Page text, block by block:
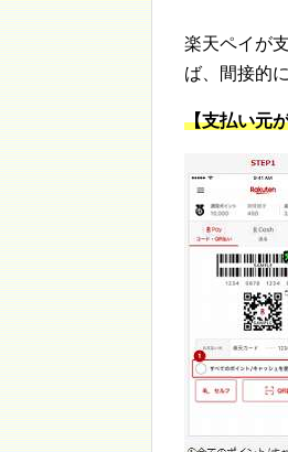
楽天ペイが
ば、間接的
【支払い元